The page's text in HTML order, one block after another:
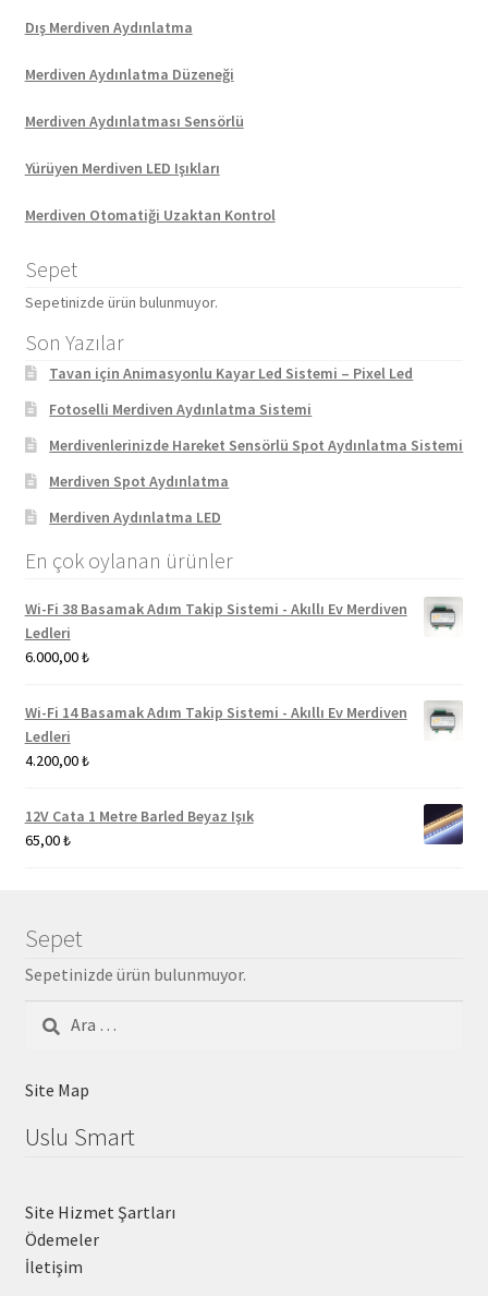
Dış Merdiven Aydınlatma
Merdiven Aydınlatma Düzeneği
Merdiven Aydınlatması Sensörlü
Yürüyen Merdiven LED Işıkları
Merdiven Otomatiği Uzaktan Kontrol
Sepet
Sepetinizde ürün bulunmuyor.
Son Yazılar
Tavan için Animasyonlu Kayar Led Sistemi – Pixel Led
Fotoselli Merdiven Aydınlatma Sistemi
Merdivenlerinizde Hareket Sensörlü Spot Aydınlatma Sistemi
Merdiven Spot Aydınlatma
Merdiven Aydınlatma LED
En çok oylanan ürünler
Wi-Fi 38 Basamak Adım Takip Sistemi - Akıllı Ev Merdiven
Ledleri
6.000,00₺
Wi-Fi 14 Basamak Adım Takip Sistemi - Akıllı Ev Merdiven
Ledleri
4.200,00₺
12V Cata 1 Metre Barled Beyaz Işık
65,00₺
Sepet
Sepetinizde ürün bulunmuyor.
Site Map
Uslu Smart
Site Hizmet Şartları
Ödemeler
İletişim